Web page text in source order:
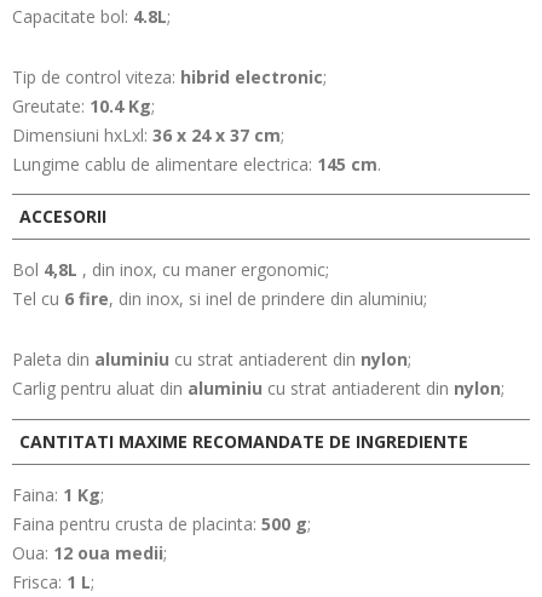
Capacitate bol: 4.8L;
Tip de control viteza: hibrid electronic;
Greutate: 10.4 Kg;
Dimensiuni hxLxl: 36 x 24 x 37 cm;
Lungime cablu de alimentare electrica: 145 cm.
ACCESORII
Bol 4,8L , din inox, cu maner ergonomic;
Tel cu 6 fire, din inox, si inel de prindere din aluminiu;
Paleta din aluminiu cu strat antiaderent din nylon;
Carlig pentru aluat din aluminiu cu strat antiaderent din nylon;
CANTITATI MAXIME RECOMANDATE DE INGREDIENTE
Faina: 1 Kg;
Faina pentru crusta de placinta: 500 g;
Oua: 12 oua medii;
Frisca: 1 L;